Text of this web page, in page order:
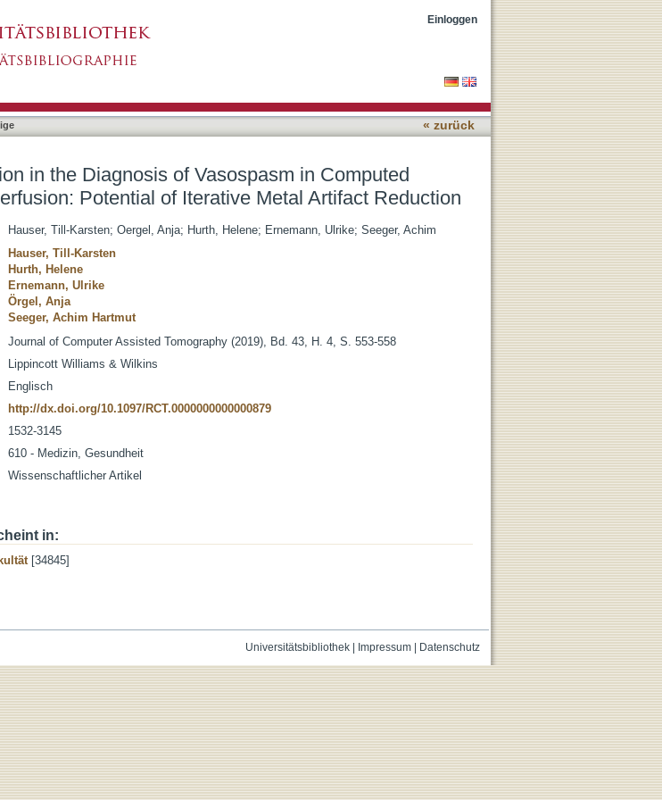
in Computed Tomographic Perfusion: Potential
Einloggen
« zurück
in the Diagnosis of Vasospasm in Computed
Potential of Iterative Metal Artifact Reduction
Hauser, Till-Karsten; Oergel, Anja; Hurth, Helene; Ernemann, Ulrike; Seeger, Achim
Hauser, Till-Karsten
Hurth, Helene
Ernemann, Ulrike
Örgel, Anja
Seeger, Achim Hartmut
Journal of Computer Assisted Tomography (2019), Bd. 43, H. 4, S. 553-558
Lippincott Williams & Wilkins
Englisch
http://dx.doi.org/10.1097/RCT.0000000000000879
1532-3145
610 - Medizin, Gesundheit
Wissenschaftlicher Artikel
in:
[34845]
Universitätsbibliothek| Impressum| Datenschutz